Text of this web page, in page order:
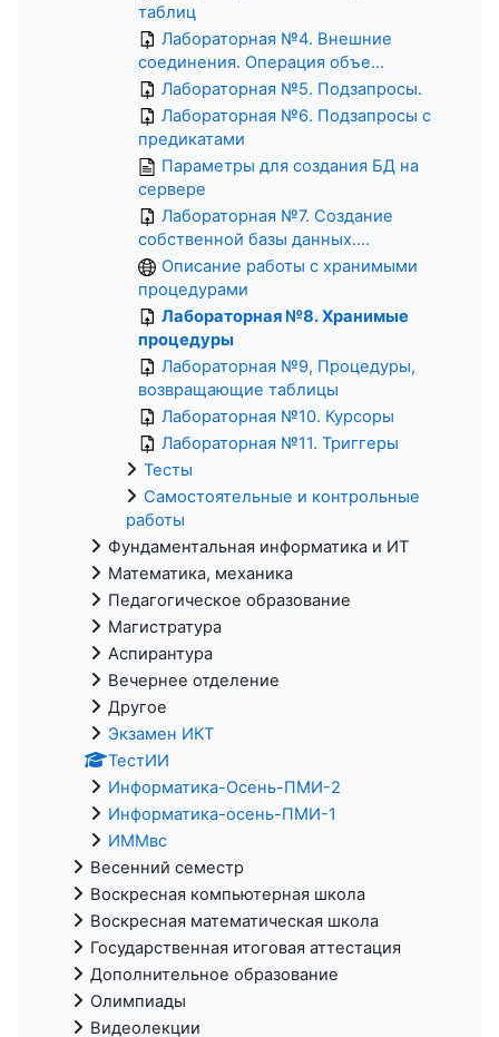
таблиц
Лабораторная №4. Внешние
соединения. Операция объе...
Лабораторная №5. Подзапросы.
Лабораторная №6. Подзапросы с
предикатами
Параметры для создания БД на
сервере
Лабораторная №7. Создание
собственной базы данных....
Описание работы с хранимыми
процедурами
Лабораторная №8. Хранимые
процедуры
Лабораторная №9, Процедуры,
возвращающие таблицы
Лабораторная №10. Курсоры
Лабораторная №11. Триггеры
Тесты
Самостоятельные и контрольные
работы
Фундаментальная информатика и ИТ
Математика, механика
Педагогическое образование
Магистратура
Аспирантура
Вечернее отделение
Другое
Экзамен ИКТ
ТестИИ
Информатика-Осень-ПМИ-2
Информатика-осень-ПМИ-1
ИММвс
Весенний семестр
Воскресная компьютерная школа
Воскресная математическая школа
Государственная итоговая аттестация
Дополнительное образование
Олимпиады
Видеолекции